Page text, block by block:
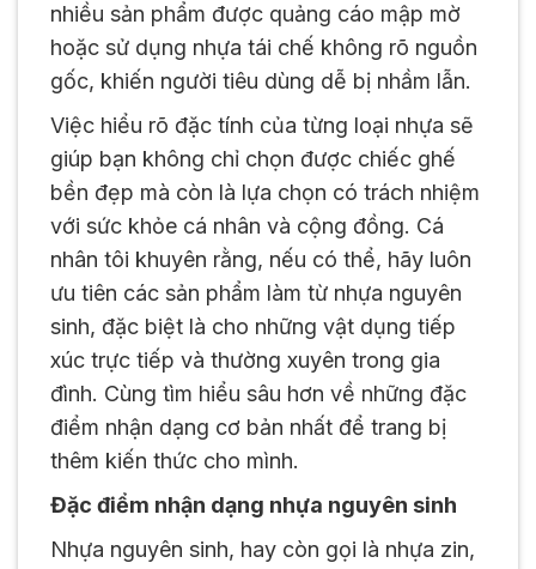
nhiều sản phẩm được quảng cáo mập mờ
hoặc sử dụng nhựa tái chế không rõ nguồn
gốc, khiến người tiêu dùng dễ bị nhầm lẫn.
Việc hiểu rõ đặc tính của từng loại nhựa sẽ
giúp bạn không chỉ chọn được chiếc ghế
bền đẹp mà còn là lựa chọn có trách nhiệm
với sức khỏe cá nhân và cộng đồng. Cá
nhân tôi khuyên rằng, nếu có thể, hãy luôn
ưu tiên các sản phẩm làm từ nhựa nguyên
sinh, đặc biệt là cho những vật dụng tiếp
xúc trực tiếp và thường xuyên trong gia
đình. Cùng tìm hiểu sâu hơn về những đặc
điểm nhận dạng cơ bản nhất để trang bị
thêm kiến thức cho mình.
Đặc điểm nhận dạng nhựa nguyên sinh
Nhựa nguyên sinh, hay còn gọi là nhựa zin,